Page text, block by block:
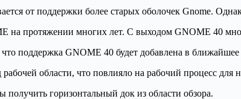
от поддержки более старых оболочек Gnome.
протяжении многих лет. С выходом GNOME 40
поддержка GNOME 40 будет добавлена в
области, что повлияло на рабочий процесс
горизонтальный док из области обзора.